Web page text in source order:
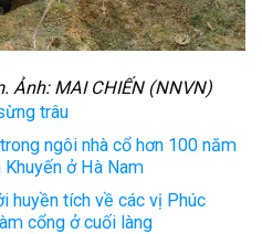
Ảnh: MAI CHIẾN (NNVN)
trâu
ngôi nhà cổ hơn 100 năm
ở Hà Nam
huyền tích về các vị Phúc
cổng ở cuối làng